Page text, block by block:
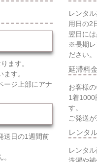
ます。
す。
ージ上部にアナ
送日の1週間前
レンタ
用日の2
翌日には
※長期レ
ださい。
延滞料
お客様
1着1000
す。
ご発送
レンタ
レンタ